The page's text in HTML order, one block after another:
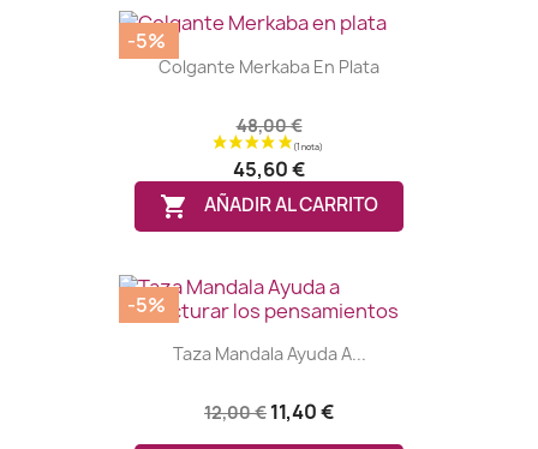
Colgante Merkaba En Plata
48,00 €
45,60 €
 AÑADIR AL CARRITO
-5%
Taza Mandala Ayuda A...
12,00 € 11,40 €
-5%